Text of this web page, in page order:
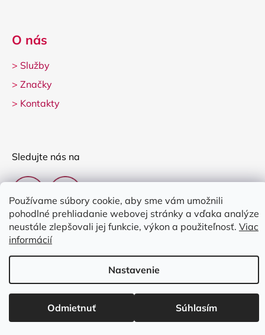
Používame súbory cookie, aby sme vám umožnili
pohodlné prehliadanie webovej stránky a vďaka analýze
neustále zlepšovali jej funkcie, výkon a použiteľnosť. Viac
informácií
Nastavenie
Odmietnuť Súhlasím
O nás
> Služby
> Značky
> Kontakty
Sledujte nás na